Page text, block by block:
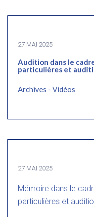
27 MAI 2025
Audition dans le
particulières et
Archives - Vidéos
27 MAI 2025
Mémoire dans le
particulières et